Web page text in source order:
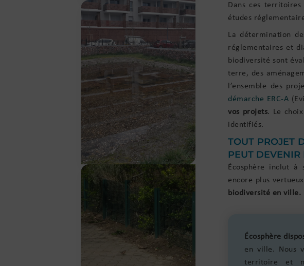
Dans ces territoires
études
La détermination
réglementaires et
biodiversité sont
terre, des
l’ensemble des
démarche ERC-A
vos projets. Le
identifiés.
TOUT PROJET
PEUT DEVENIR
Écosphère inclut à
encore plus
biodiversité en ville.
Écosphère
en ville. Nous
territoire et